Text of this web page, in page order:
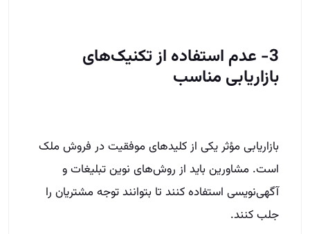
3- عدم استفاده از تکنیک‌های
بازاریابی مناسب
بازاریابی مؤثر یکی از کلیدهای موفقیت در فروش ملک
است. مشاورین باید از روش‌های نوین تبلیغات و
آگهی‌نویسی استفاده کنند تا بتوانند توجه مشتریان را
جلب کنند.